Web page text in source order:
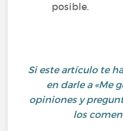
posible.
Si este artículo te
en darle a «Me
opiniones y
los